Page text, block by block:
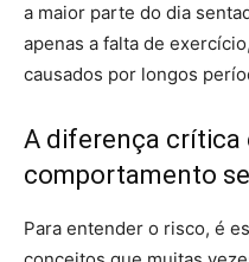
a maior parte do dia
apenas a falta de
causados por longos
A diferença crítica
comportamento
Para entender o risco, é